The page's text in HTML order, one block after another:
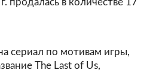
сериал по мотивам игры,
The Last of Us,